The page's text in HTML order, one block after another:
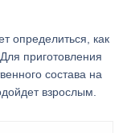
определиться, как
приготовления
состава на
взрослым.